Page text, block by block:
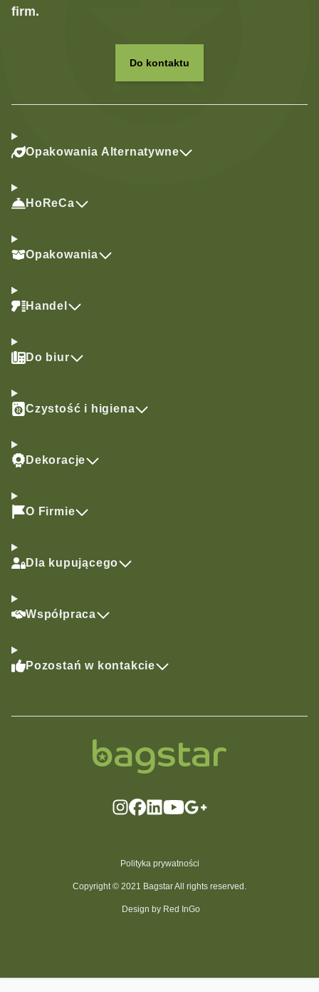
firm.
Do kontaktu
Opakowania Alternatywne
HoReCa
Opakowania
Handel
Do biur
Czystość i higiena
Dekoracje
O Firmie
Dla kupującego
Współpraca
Pozostań w kontakcie
Polityka prywatności
Copyright © 2021 Bagstar All rights reserved.
Design by Red InGo